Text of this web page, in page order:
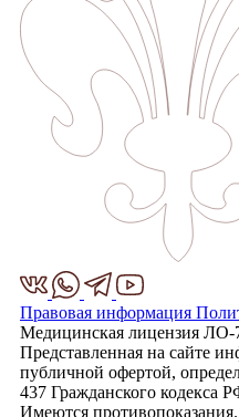
Правовая информация
Медицинская лицензия ЛО-
Представленная на сайте
публичной офертой,
437 Гражданского кодекса
Имеются